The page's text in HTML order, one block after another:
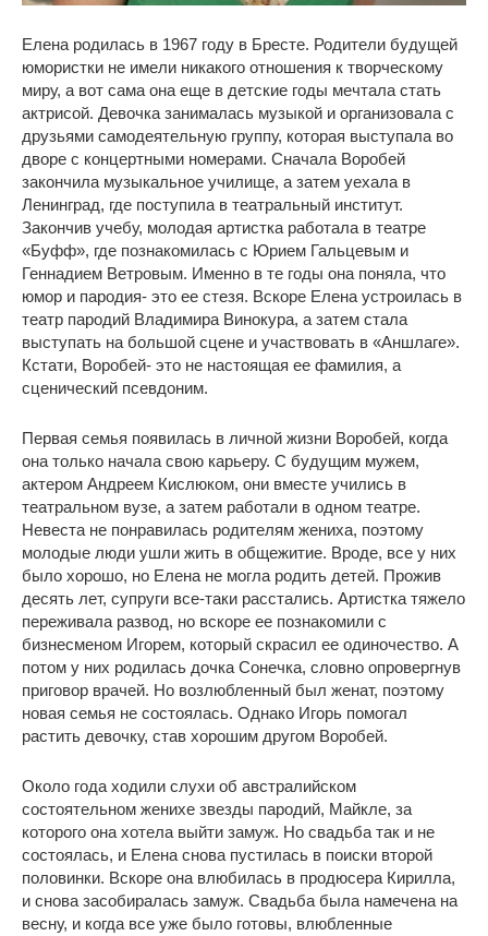
Елена родилась в 1967 году в Бресте. Родители будущей
юмористки не имели никакого отношения к творческому
миру, а вот сама она еще в детские годы мечтала стать
актрисой. Девочка занималась музыкой и организовала с
друзьями самодеятельную группу, которая выступала во
дворе с концертными номерами. Сначала Воробей
закончила музыкальное училище, а затем уехала в
Ленинград, где поступила в театральный институт.
Закончив учебу, молодая артистка работала в театре
«Буфф», где познакомилась с Юрием Гальцевым и
Геннадием Ветровым. Именно в те годы она поняла, что
юмор и пародия- это ее стезя. Вскоре Елена устроилась в
театр пародий Владимира Винокура, а затем стала
выступать на большой сцене и участвовать в «Аншлаге».
Кстати, Воробей- это не настоящая ее фамилия, а
сценический псевдоним.
Первая семья появилась в личной жизни Воробей, когда
она только начала свою карьеру. С будущим мужем,
актером Андреем Кислюком, они вместе учились в
театральном вузе, а затем работали в одном театре.
Невеста не понравилась родителям жениха, поэтому
молодые люди ушли жить в общежитие. Вроде, все у них
было хорошо, но Елена не могла родить детей. Прожив
десять лет, супруги все-таки расстались. Артистка тяжело
переживала развод, но вскоре ее познакомили с
бизнесменом Игорем, который скрасил ее одиночество. А
потом у них родилась дочка Сонечка, словно опровергнув
приговор врачей. Но возлюбленный был женат, поэтому
новая семья не состоялась. Однако Игорь помогал
растить девочку, став хорошим другом Воробей.
Около года ходили слухи об австралийском
состоятельном женихе звезды пародий, Майкле, за
которого она хотела выйти замуж. Но свадьба так и не
состоялась, и Елена снова пустилась в поиски второй
половинки. Вскоре она влюбилась в продюсера Кирилла,
и снова засобиралась замуж. Свадьба была намечена на
весну, и когда все уже было готовы, влюбленные